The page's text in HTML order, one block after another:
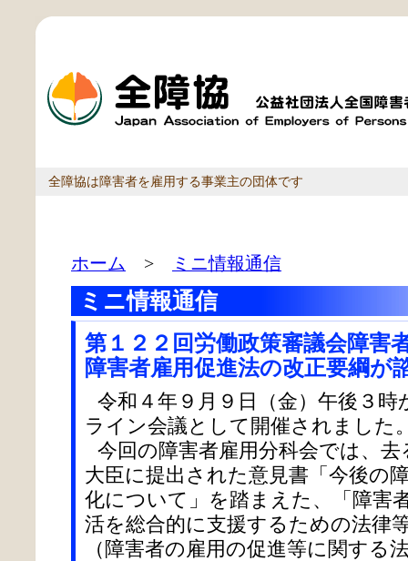
全障協は障害者を雇用する事業主の団体です
ホーム > ミニ情報通信
ミニ情報通信
第１２２回労働政策審議会障害
障害者雇用促進法の改正要綱が
令和４年９月９日（金）午後３
ライン会議として開催されました
今回の障害者雇用分科会では、
大臣に提出された意見書「今後の
化について」を踏まえた、「障害
活を総合的に支援するための法律
（障害者の雇用の促進等に関する